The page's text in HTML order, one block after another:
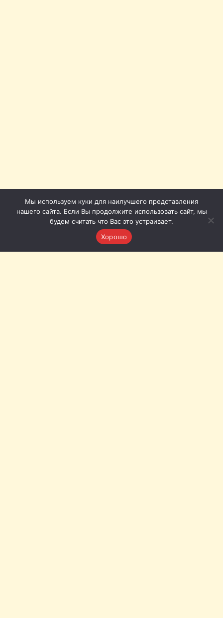
Мы используем куки для наилучшего представления
нашего сайта. Если Вы продолжите использовать сайт, мы
будем считать что Вас это устраивает.
Хорошо